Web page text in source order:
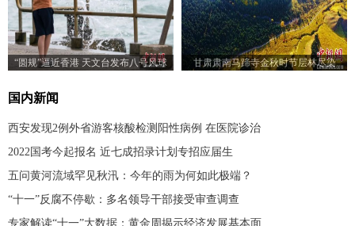
“圆规”逼近香港 天文台发布八号风球 甘肃肃南马蹄寺金秋时节层林尽染
国内新闻
西安发现2例外省游客核酸检测阳性病例 在医院诊治
2022国考今起报名 近七成招录计划专招应届生
五问黄河流域罕见秋汛：今年的雨为何如此极端？
“十一”反腐不停歇：多名领导干部接受审查调查
专家解读“十一”大数据：黄金周揭示经济发展基本面